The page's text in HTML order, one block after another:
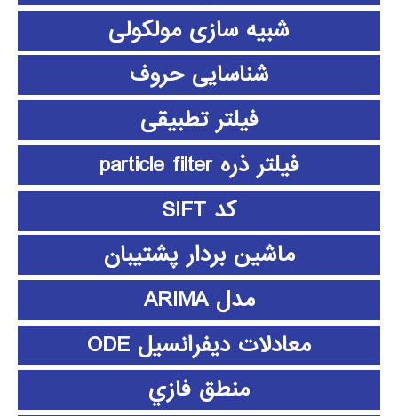
شبیه سازی مولکولی
شناسایی حروف
فیلتر تطبیقی
فیلتر ذره particle filter
کد SIFT
ماشین بردار پشتیبان
مدل ARIMA
معادلات دیفرانسیل ODE
منطق فازي